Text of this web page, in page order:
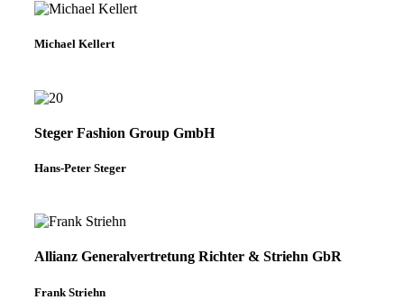
Michael Kellert
Steger Fashion Group GmbH
Hans-Peter Steger
Allianz Generalvertretung Richter & Striehn GbR
Frank Striehn